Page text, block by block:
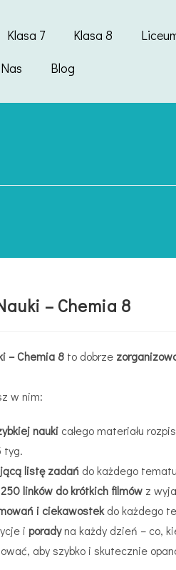
Klasa 7 Klasa 8
Blog
– Chemia 8
– Chemia 8 to dobrze
w nim:
nauki całego materiału
tyg.
listę zadań do każdego tematu
linków do krótkich filmów z
i ciekawostekdo każdego
i poradyna każdy dzień – co,
aby szybko i skutecznie